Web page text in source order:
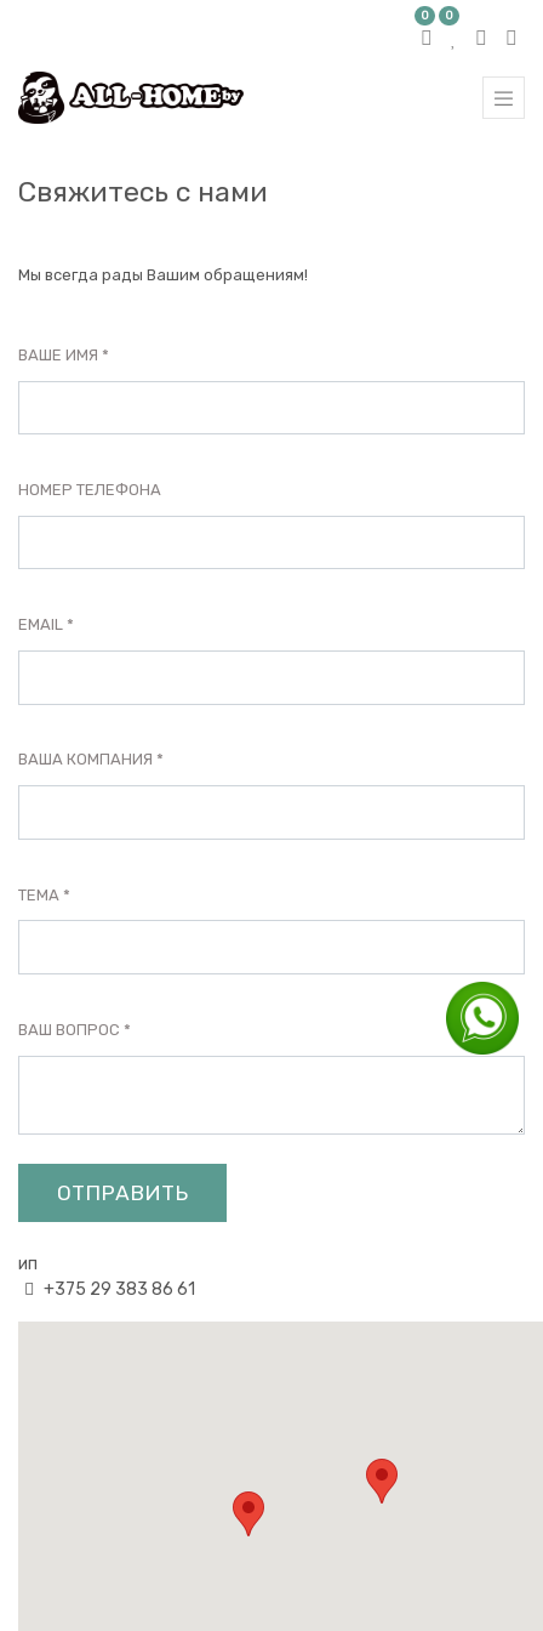
0 0
Свяжитесь с нами
Мы всегда рады Вашим обращениям!
ВАШЕ ИМЯ
НОМЕР ТЕЛЕФОНА
EMAIL
ВАША КОМПАНИЯ
ТЕМА
ВАШ ВОПРОС
ОТПРАВИТЬ
ип
+375 29 383 86 61